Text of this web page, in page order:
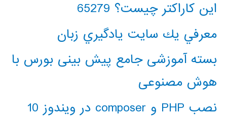
این کاراکتر چیست؟ 65279
معرفي يك سايت يادگيري زبان
بسته آموزشی جامع پیش بینی بورس با
هوش مصنوعی
نصب PHP و composer در ویندوز 10